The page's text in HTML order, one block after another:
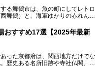
る舞鶴市は、魚の町にしてレトロ
舞鶴）と、海軍ゆかりの赤れんが
地区に今も残る2軒の銭湯「日の
れも国の登録有形文化財に指定さ
がら、今も現役のお風呂屋さんで
を支えてきたこの2軒の銭湯とと
おすすめ17選【2025年最新
った京都府は、関西地方だけでな
歴史ある名所旧跡や寺社仏閣、そ